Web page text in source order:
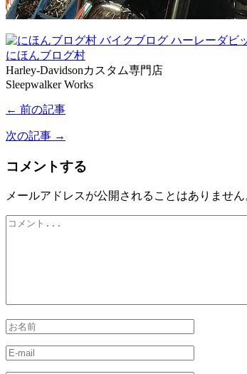
にほんブログ村
Harley-Davidsonカスタム専門店
Sleepwalker Works
← 前の記事
次の記事 →
コメントする
メールアドレスが公開されることはありません